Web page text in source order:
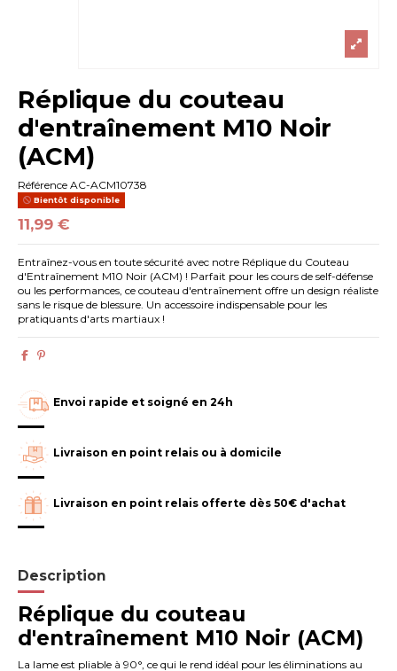
Réplique du couteau
d'entraînement M10 Noir
(ACM)
Référence AC-ACM10738
Bientôt disponible
11,99 €
Entraînez-vous en toute sécurité avec notre Réplique du Couteau
d'Entraînement M10 Noir (ACM) ! Parfait pour les cours de self-défense
ou les performances, ce couteau d'entraînement offre un design réaliste
sans le risque de blessure. Un accessoire indispensable pour les
pratiquants d'arts martiaux !
Envoi rapide et soigné en 24h
Livraison en point relais ou à domicile
Livraison en point relais offerte dès 50€ d'achat
Description
Réplique du couteau
d'entraînement M10 Noir (ACM)
La lame est pliable à 90°, ce qui le rend idéal pour les éliminations au